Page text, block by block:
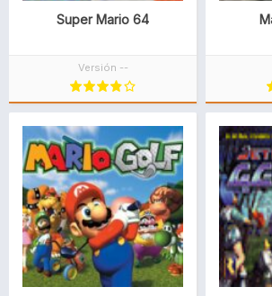
Super Mario 64
Versión --